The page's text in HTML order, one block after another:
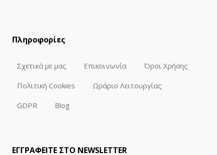
Πληροφορίες
Σχετικά με μας Επικοινωνία Όροι Χρήσης
Πολιτική Cookies Ωράριο Λειτουργίας
GDPR Blog
ΕΓΓΡΑΦΕΙΤΕ ΣΤΟ NEWSLETTER